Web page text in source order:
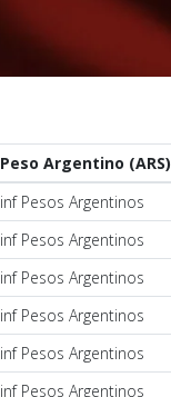
Peso Argentino (ARS)
inf Pesos Argentinos
inf Pesos Argentinos
inf Pesos Argentinos
inf Pesos Argentinos
inf Pesos Argentinos
inf Pesos Argentinos